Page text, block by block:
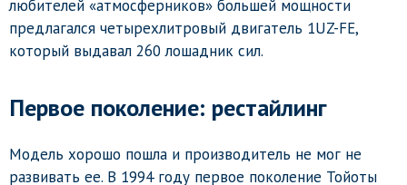
любителей «атмосферников» большей мощности
предлагался четырехлитровый двигатель 1UZ-FE,
который выдавал 260 лошадник сил.
Первое поколение: рестайлинг
Модель хорошо пошла и производитель не мог не
развивать ее. В 1994 году первое поколение Тойоты